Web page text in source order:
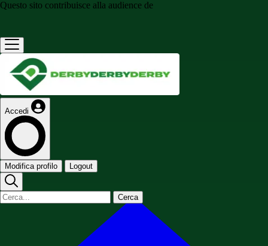
Questo sito contribuisce alla audience de
Accedi
Modifica profilo Logout
Cerca